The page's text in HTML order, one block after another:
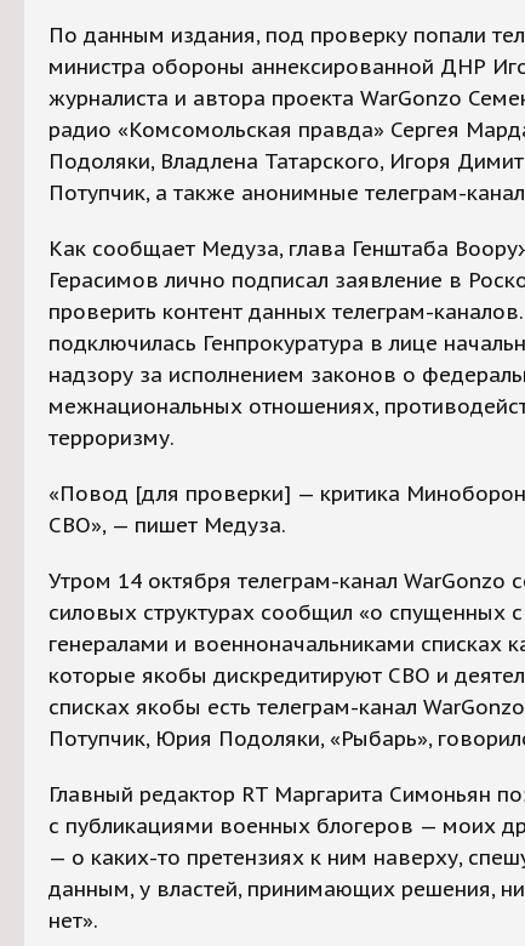
По данным издания, под проверку попали
министра обороны аннексированной ДНР
журналиста и автора проекта WarGonzo
радио «Комсомольская правда» Сергея
Подоляки, Владлена Татарского, Игоря
Потупчик, а также анонимные телеграм-
Как сообщает Медуза, глава Генштаба
Герасимов лично подписал заявление в
проверить контент данных телеграм-
подключилась Генпрокуратура в лице
надзору за исполнением законов о
межнациональных отношениях,
терроризму.
«Повод [для проверки] — критика
СВО», — пишет Медуза.
Утром 14 октября телеграм-канал WarGonzo
силовых структурах сообщил «о спущенных
генералами и военноначальниками списках
которые якобы дискредитируют СВО и
списках якобы есть телеграм-канал
Потупчик, Юрия Подоляки, «Рыбарь»,
Главный редактор RT Маргарита Симоньян
с публикациями военных блогеров — моих
— о каких-то претензиях к ним наверху,
данным, у властей, принимающих решения,
нет».